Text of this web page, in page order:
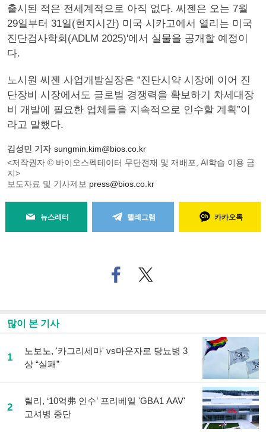
출시된 적은 전세계적으로 아직 없다. 씨젠은 오는 7월
29일부터 31일(현지시간) 미국 시카고에서 열리는 미국
진단검사학회(ADLM 2025)'에서 실물을 공개할 예정이
다.
노시원 씨젠 사업개발실장은 “진단시약 시장에 이어 진
단장비 시장에서도 글로벌 경쟁력을 확보하기 차세대장
비 개발에 필요한 업체들을 지속적으로 인수할 계획”이
라고 말했다.
김성민 기자 sungmin.kim@bios.co.kr
<저작권자 © 바이오스펙테이터 무단전재 및 재배포, AI학습 이용 금
지>
보도자료 및 기사제보 press@bios.co.kr
뉴스레터 텔레그램 카카오톡
페
이
기
사
공
트위
터로
많이 본 기사
1
노보노, '카그리세마' vs마운자로 당뇨병 3
상 “실패”
2
릴리, ‘10억弗 인수’ 프리베일 'GBA1 AAV'
고셔병 중단